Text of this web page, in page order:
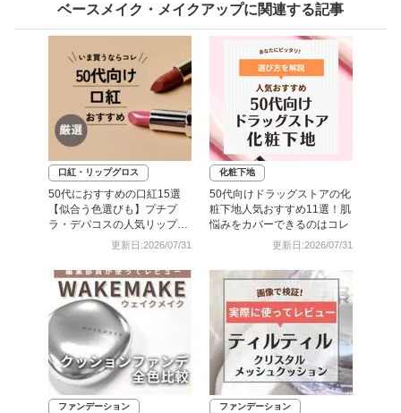
ベースメイク・メイクアップに関連する記事
口紅・リップグロス
50代におすすめの口紅15選
【似合う色選びも】プチプ
ラ・デパコスの人気リップを
更新日:2026/07/31
化粧下地
50代向けドラッグストアの化
粧下地人気おすすめ11選！肌
悩みをカバーできるのはコレ
更新日:2026/07/31
ファンデーション ファンデーション